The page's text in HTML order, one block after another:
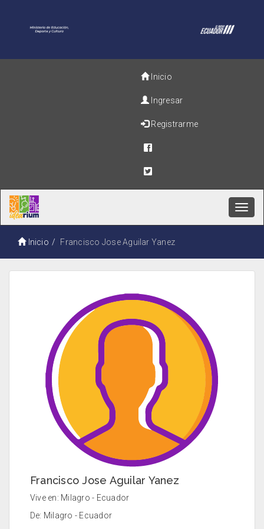
Inicio
Ingresar
Registrarme
Inicio Francisco Jose Aguilar Yanez
Francisco Jose Aguilar Yanez
Vive en: Milagro - Ecuador
De: Milagro - Ecuador